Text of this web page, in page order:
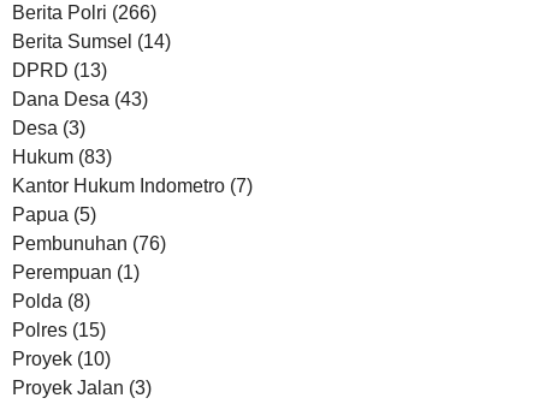
Berita Polri (266)
Berita Sumsel (14)
DPRD (13)
Dana Desa (43)
Desa (3)
Hukum (83)
Kantor Hukum Indometro (7)
Papua (5)
Pembunuhan (76)
Perempuan (1)
Polda (8)
Polres (15)
Proyek (10)
Proyek Jalan (3)